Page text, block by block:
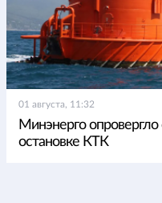
01 августа, 11:32
Минэнерго
остановке КТК